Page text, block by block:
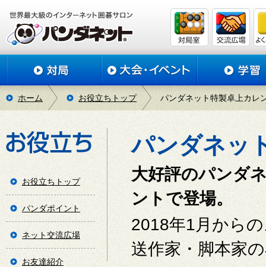
ホーム お役立ちトップ パンダネット特製卓上カレ
パンダネッ
大好評のパンダ
ントで登場。
2018年1月から
送作家・脚本家
お役立ちトップ
パンダポイント
ネット交流広場
お友達紹介